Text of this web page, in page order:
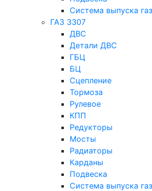
Система выпуска
ГАЗ 3307
ДВС
Детали ДВС
ГБЦ
БЦ
Сцепление
Тормоза
Рулевое
КПП
Редукторы
Мосты
Радиаторы
Карданы
Подвеска
Система выпуска